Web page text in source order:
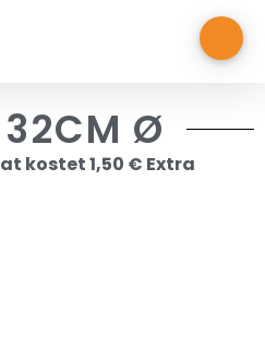
Ø
kostet 1,50 € Extra